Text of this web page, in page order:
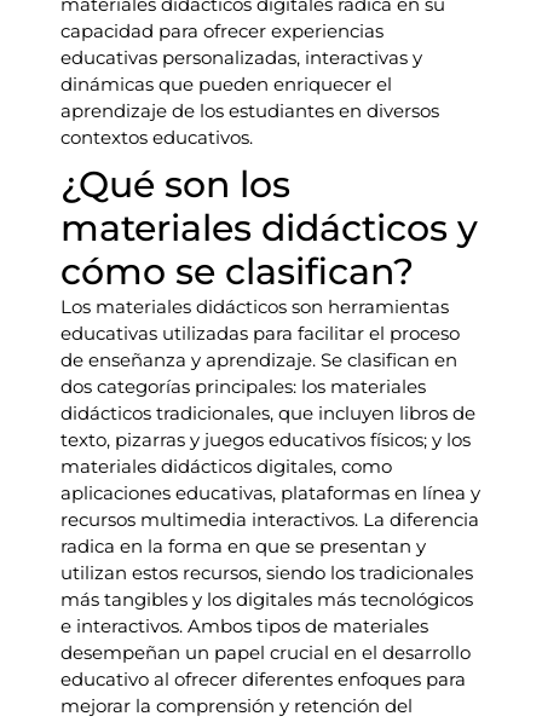
capacidad para ofrecer experiencias
educativas personalizadas, interactivas y
dinámicas que pueden enriquecer el
aprendizaje de los estudiantes en diversos
contextos educativos.
¿Qué son los
materiales didácticos y
cómo se clasifican?
Los materiales didácticos son herramientas
educativas utilizadas para facilitar el proceso
de enseñanza y aprendizaje. Se clasifican en
dos categorías principales: los materiales
didácticos tradicionales, que incluyen libros de
texto, pizarras y juegos educativos físicos; y los
materiales didácticos digitales, como
aplicaciones educativas, plataformas en línea y
recursos multimedia interactivos. La diferencia
radica en la forma en que se presentan y
utilizan estos recursos, siendo los tradicionales
más tangibles y los digitales más tecnológicos
e interactivos. Ambos tipos de materiales
desempeñan un papel crucial en el desarrollo
educativo al ofrecer diferentes enfoques para
mejorar la comprensión y retención del